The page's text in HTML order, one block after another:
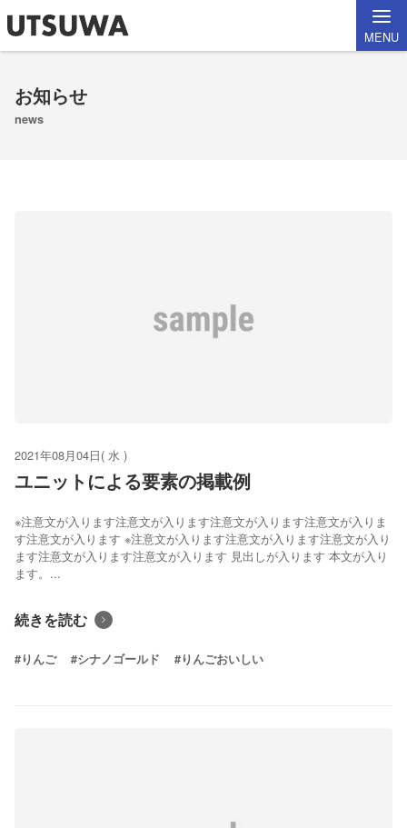
MENU
お知らせ
news
2021年08月04日( 水 )
ユニットによる要素の掲載例
※注意文が入ります注意文が入ります注意文が入ります注意文が入りま
す注意文が入ります ※注意文が入ります注意文が入ります注意文が入り
ます注意文が入ります注意文が入ります 見出しが入ります 本文が入り
ます。...
続きを読む
#りんご #シナノゴールド #りんごおいしい